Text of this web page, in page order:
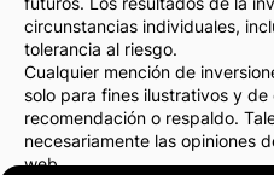
circunstancias individuales,
tolerancia al riesgo.
Cualquier mención de
solo para fines ilustrativos y
recomendación o respaldo.
necesariamente las opiniones
web.